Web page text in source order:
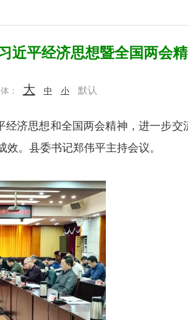
近平经济思想暨全国两会
： 大 中 小 默认
济思想和全国两会精神，进一步交
。县委书记郑伟平主持会议。